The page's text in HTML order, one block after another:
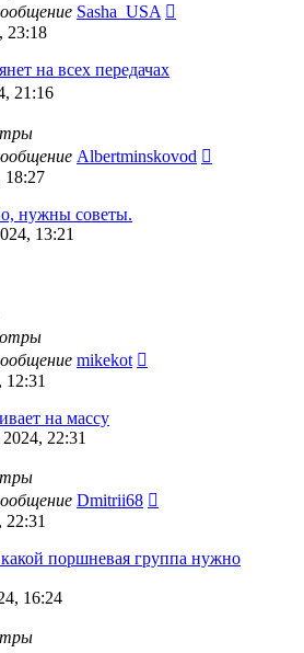
Sasha_USA
23:18
на всех передачах
21:16
Albertminskovod
18:27
нужны советы.
13:21
mikekot
12:31
на массу
22:31
Dmitrii68
22:31
поршневая группа нужно
16:24